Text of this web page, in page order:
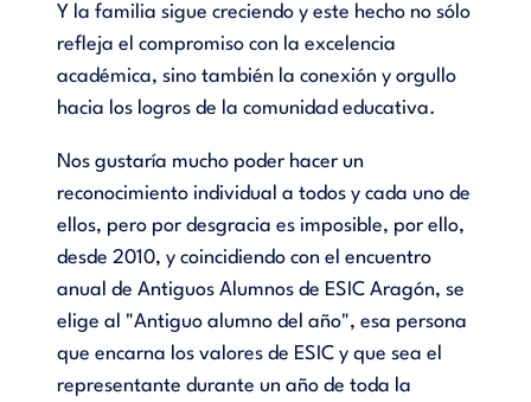
Y la familia sigue creciendo y este hecho no sólo
refleja el compromiso con la excelencia
académica, sino también la conexión y orgullo
hacia los logros de la comunidad educativa.
Nos gustaría mucho poder hacer un
reconocimiento individual a todos y cada uno de
ellos, pero por desgracia es imposible, por ello,
desde 2010, y coincidiendo con el encuentro
anual de Antiguos Alumnos de ESIC Aragón, se
elige al "Antiguo alumno del año", esa persona
que encarna los valores de ESIC y que sea el
representante durante un año de toda la